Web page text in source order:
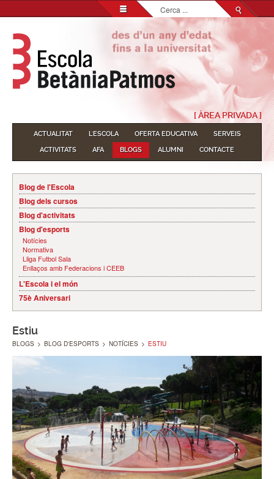
Cerca
...
[ ÀREA PRIVADA ]
ACTUALITAT L'ESCOLA OFERTA EDUCATIVA
SERVEIS
ACTIVITATS
AFA BLOGS ALUMNI CONTACTE
Blog de l'Escola
Blog dels cursos
Blog d'activitats
Blog d'esports
Notícies
Normativa
Lliga Futbol Sala
Enllaços amb Federacions i CEEB
L'Escola i el món
75è Aniversari
Estiu
BLOGS > BLOG D'ESPORTS > NOTÍCIES > ESTIU